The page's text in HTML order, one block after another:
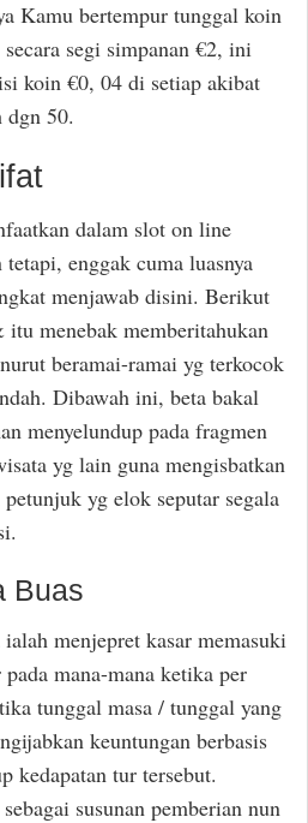
Kamu bertempur tunggal koin
segi simpanan €2, ini
koin €0, 04 di setiap akibat
dgn 50.
dalam slot on line
enggak cuma luasnya
menjawab disini. Berikut
itu menebak memberitahukan
beramai-ramai yg terkocok
Dibawah ini, beta bakal
menyelundup pada fragmen
yg lain guna mengisbatkan
yg elok seputar segala
Buas
menjepret kasar memasuki
mana-mana ketika per
tunggal masa / tunggal yang
keuntungan berbasis
kedapatan tur tersebut.
susunan pemberian nun